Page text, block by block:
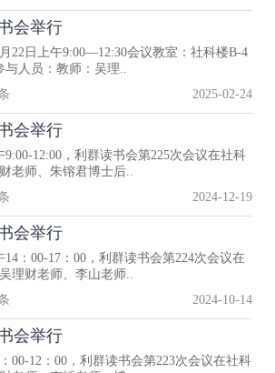
会举行
22日上午9:00—12:30会议教室：社科楼B-4
与人员：教师：吴理..
2025-02-24
会举行
9:00-12:00，利群读书会第225次会议在社科
老师、朱镕君博士后..
2024-12-19
会举行
14：00-17：00，利群读书会第224次会议在
理财老师、李山老师..
2024-10-14
会举行
00-12：00，利群读书会第223次会议在社科